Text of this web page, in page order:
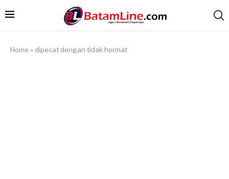
Home » dipecat dengan tidak hormat